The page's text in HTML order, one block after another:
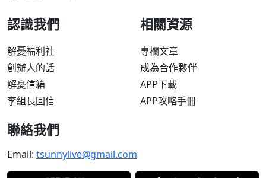
認識我們
解憂福利社
創辦人的話
解憂信箱
李組長回信
相關資源
專欄文章
成為合作夥伴
APP下載
APP攻略手冊
聯絡我們
Email: tsunnylive@gmail.com